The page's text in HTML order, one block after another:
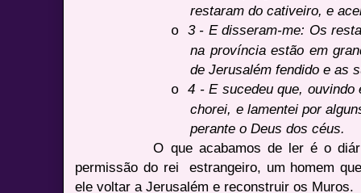
restaram do cativeiro, e
o 3 - E disseram-me: Os
na província estão em
de Jerusalém fendido e as
o
4 - E sucedeu que,
chorei, e lamentei por
perante o Deus dos céus.
O que acabamos de ler é o
permissão do rei estrangeiro, um homem
ele voltar a Jerusalém e reconstruir os Muros.